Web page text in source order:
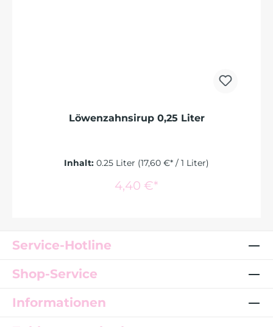
Löwenzahnsirup 0,25 Liter
Inhalt: 0.25 Liter (17,60 €* / 1 Liter)
4,40 €*
Service-Hotline
Shop-Service
Informationen